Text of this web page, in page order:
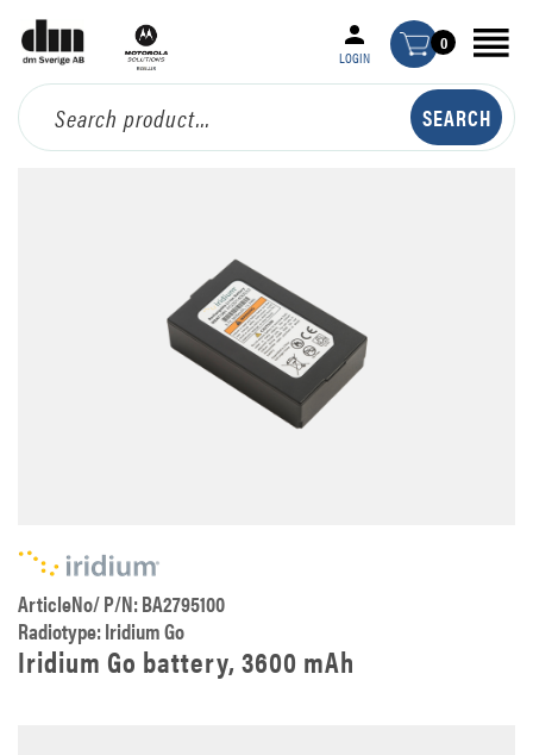
LOGIN
0
ArticleNo/ P/N: BA2795100
Radiotype: Iridium Go
Iridium Go battery, 3600 mAh